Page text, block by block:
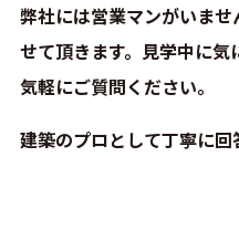
弊社には営業マンがいま
せて頂きます。見学中に
気軽にご質問ください。
建築のプロとして丁寧に回